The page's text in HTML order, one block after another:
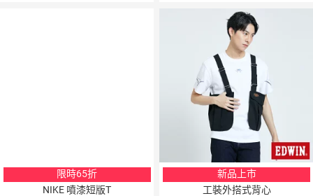
限時65折
NIKE 噴漆短版T
新品上市
工裝外搭式背心